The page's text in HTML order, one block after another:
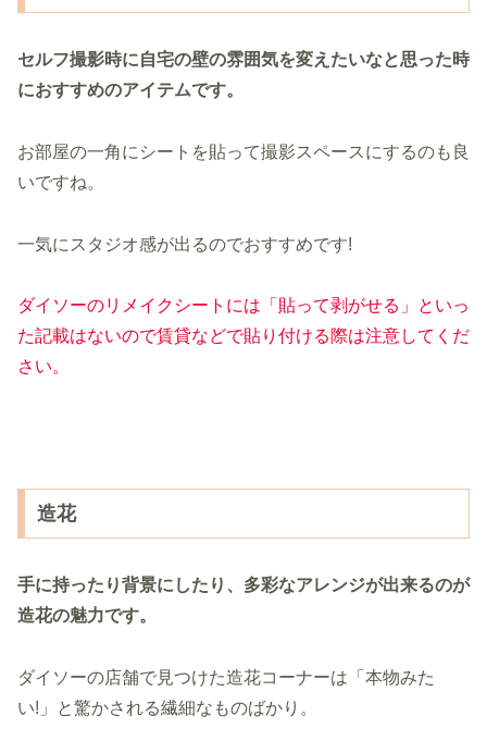
セルフ撮影時に自宅の壁の雰囲気を変えたいなと思った時
におすすめのアイテムです。
お部屋の一角にシートを貼って撮影スペースにするのも良
いですね。
一気にスタジオ感が出るのでおすすめです!
ダイソーのリメイクシートには「貼って剥がせる」といっ
た記載はないので賃貸などで貼り付ける際は注意してくだ
さい。
造花
手に持ったり背景にしたり、多彩なアレンジが出来るのが
造花の魅力です。
ダイソーの店舗で見つけた造花コーナーは「本物みた
い!」と驚かされる繊細なものばかり。